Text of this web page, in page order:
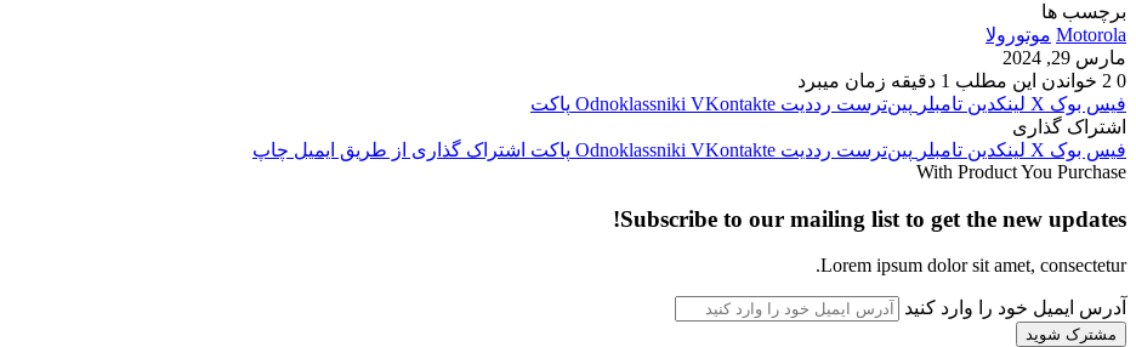
برچسب ها
Motorola موتورولا
مارس 29, 2024
0
خواندن این مطلب 1 دقیقه زمان میبرد
فیس بوک X لینکدین ‫تامبلر ‫پین‌ترست ‫رددیت ‫VKontakte
‫Odnoklassniki پاکت
اشتراک گذاری
فیس بوک X لینکدین ‫تامبلر ‫پین‌ترست ‫رددیت ‫VKontakte
‫Odnoklassniki پاکت اشتراک گذاری از طریق ایمیل چاپ
With Product You Purchase
Subscribe to our mailing list to get the new updates!
Lorem ipsum dolor sit amet, consectetur.
آدرس ایمیل خود را وارد کنید